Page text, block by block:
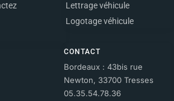
Lettrage véhicule
Logotage véhicule
CONTACT
Bordeaux : 43bis rue
Newton, 33700 Tresses
05.35.54.78.36